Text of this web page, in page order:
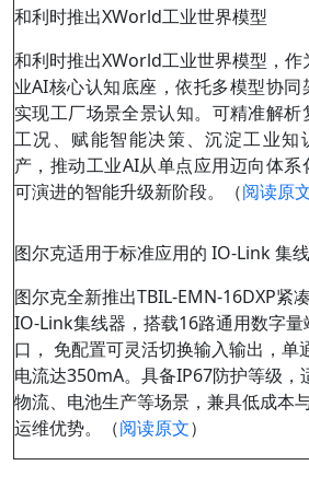
和利时推出XWorld工业世界模型
和利时推出XWorld工业世界模型，作
业AI核心认知底座，依托多模型协同
实现工厂场景全景认知。可精准解析
工况、赋能智能决策、沉淀工业知
产，推动工业AI从单点应用迈向体系
可演进的智能升级新阶段。（阅读原
图尔克适用于标准应用的 IO-Link 集
图尔克全新推出TBIL-EMN-16DXP紧
IO-Link集线器，搭载16路通用数字量
口， 免配置可灵活切换输入输出，单
电流达350mA。具备IP67防护等级，
物流、电池生产等场景，兼具低成本
运维优势。（阅读原文）